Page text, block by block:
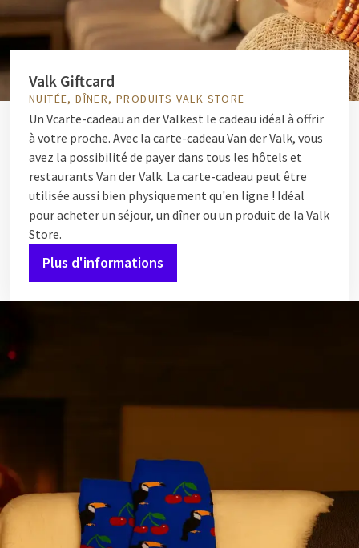
Valk Giftcard
NUITÉE, DÎNER, PRODUITS VALK STORE
Un Vcarte-cadeau an der Valkest le cadeau idéal à offrir
à votre proche. Avec la carte-cadeau Van der Valk, vous
avez la possibilité de payer dans tous les hôtels et
restaurants Van der Valk. La carte-cadeau peut être
utilisée aussi bien physiquement qu'en ligne ! Idéal
pour acheter un séjour, un dîner ou un produit de la Valk
Store.
Plus d'informations